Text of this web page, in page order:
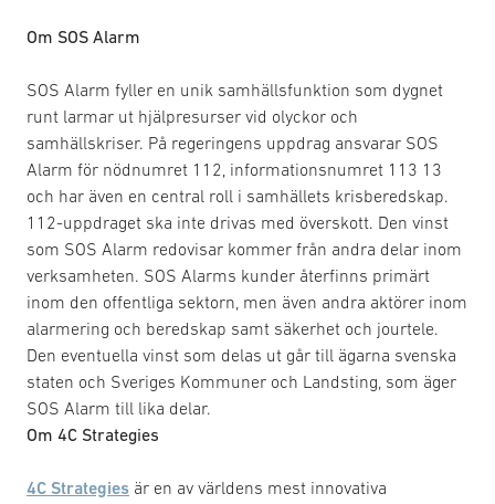
Om SOS Alarm
SOS Alarm fyller en unik samhällsfunktion som dygnet
runt larmar ut hjälpresurser vid olyckor och
samhällskriser. På regeringens uppdrag ansvarar SOS
Alarm för nödnumret 112, informationsnumret 113 13
och har även en central roll i samhällets krisberedskap.
112-uppdraget ska inte drivas med överskott. Den vinst
som SOS Alarm redovisar kommer från andra delar inom
verksamheten. SOS Alarms kunder återfinns primärt
inom den offentliga sektorn, men även andra aktörer inom
alarmering och beredskap samt säkerhet och jourtele.
Den eventuella vinst som delas ut går till ägarna svenska
staten och Sveriges Kommuner och Landsting, som äger
SOS Alarm till lika delar.
Om 4C Strategies
4C Strategies är en av världens mest innovativa